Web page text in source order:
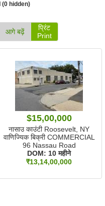
(0hidden)
आगे बढ़ें
प्रिंट
Print
$15,00,000
नासाउ काउंटी Roosevelt, NY
वाणिज्यिक बिक्री COMMERCIAL
96 Nassau Road
DOM: 10 महीने
₹13,14,00,000